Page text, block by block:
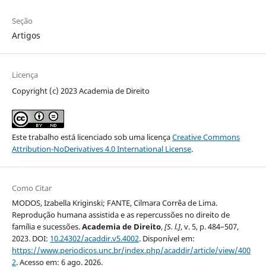
Seção
Artigos
Licença
Copyright (c) 2023 Academia de Direito
Este trabalho está licenciado sob uma licençaCreative Commons
Attribution-NoDerivatives 4.0 International License.
Como Citar
MODOS, Izabella Kriginski; FANTE, Cilmara Corrêa de Lima.
Reprodução humana assistida e as repercussões no direito de
família e sucessões.Academia de Direito,[S. l.], v. 5, p. 484–507,
2023. DOI: 10.24302/acaddir.v5.4002. Disponível em:
https://www.periodicos.unc.br/index.php/acaddir/article/view/400
2. Acesso em: 6 ago. 2026.